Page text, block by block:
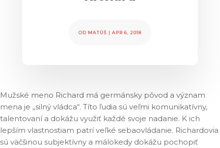
OD MATÚŠ | APR 6, 2018
Mužské meno Richard má germánsky pôvod a význam
mena je „silný vládca“. Títo ľudia sú veľmi komunikatívny,
talentovaní a dokážu využiť každé svoje nadanie. K ich
lepším vlastnostiam patrí veľké sebaovládanie. Richardovia
sú väčšinou subjektívny a málokedy dokážu pochopiť